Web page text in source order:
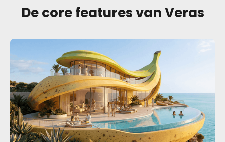
De core features van Veras